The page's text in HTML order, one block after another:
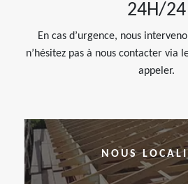
24H/24
En cas d’urgence, nous
n’hésitez pas à nous contacter via
appeler.
NOUS